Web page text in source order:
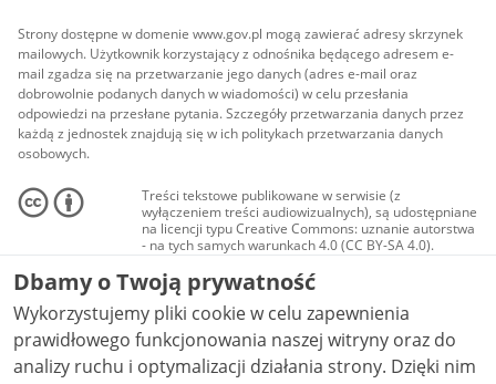
Strony dostępne w domenie www.gov.pl mogą zawierać adresy skrzynek
mailowych. Użytkownik korzystający z odnośnika będącego adresem e-
mail zgadza się na przetwarzanie jego danych (adres e-mail oraz
dobrowolnie podanych danych w wiadomości) w celu przesłania
odpowiedzi na przesłane pytania. Szczegóły przetwarzania danych przez
każdą z jednostek znajdują się w ich politykach przetwarzania danych
osobowych.
Treści tekstowe publikowane w serwisie (z
wyłączeniem treści audiowizualnych), są udostępniane
na licencji typu Creative Commons: uznanie autorstwa
- na tych samych warunkach 4.0 (CC BY-SA 4.0).
Materiały audiowizualne, w tym zdjęcia, materiały
audio i wideo, są udostępniane na licencji typu
Creative Commons: uznanie autorstwa użycie
niekomercyjne - bez utworów zależnych 4.0 (CC BY-
NC-ND 4.0), o ile nie jest to stwierdzone inaczej.
Dbamy o Twoją prywatność
Wykorzystujemy pliki cookie w celu zapewnienia
prawidłowego funkcjonowania naszej witryny oraz do
analizy ruchu i optymalizacji działania strony. Dzięki nim